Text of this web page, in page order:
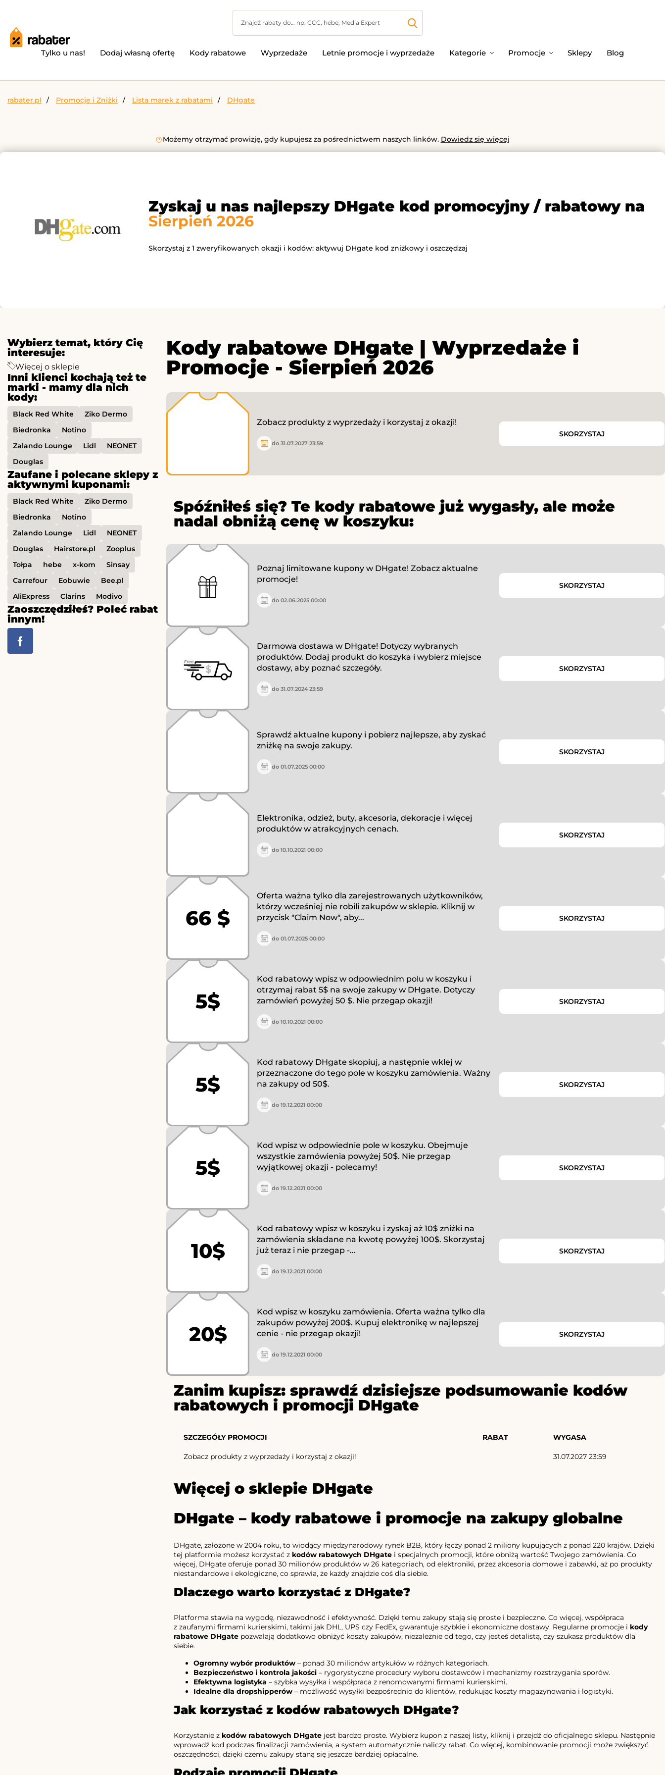
Tylko u nas! Dodaj własną ofertę Kody rabatowe Wyprzedaże Letnie promocje i wyprzedaże Kategorie Promocje Sklepy Blog
rabater.pl Promocje i Zniżki Lista marek z rabatami DHgate
Możemy otrzymać prowizję, gdy kupujesz za pośrednictwem naszych linków. Dowiedz się więcej
Zyskaj u nas najlepszy DHgate kod promocyjny / rabatowy na
Sierpień 2026
Skorzystaj z 1 zweryfikowanych okazji i kodów: aktywuj DHgate kod zniżkowy i oszczędzaj
Wybierz temat, który Cię
interesuje:
Więcej o sklepie
Inni klienci kochają też te
marki - mamy dla nich
kody:
Black Red White
Ziko Dermo
Biedronka
Notino
Zalando Lounge
Lidl
NEONET
Douglas
Zaufane i polecane sklepy z
aktywnymi kuponami:
Black Red White
Ziko Dermo
Biedronka
Notino
Zalando Lounge
Lidl
NEONET
Douglas
Hairstore.pl
Zooplus
Tołpa
hebe x-kom
Sinsay
Carrefour
Eobuwie
Bee.pl
AliExpress
Clarins Modivo
Zaoszczędziłeś? Poleć rabat
innym!
Kody rabatowe DHgate | Wyprzedaże i
Promocje - Sierpień 2026
Zobacz produkty z wyprzedaży i korzystaj z okazji!
do 31.07.2027 23:59
SKORZYSTAJ
Spóźniłeś się? Te kody rabatowe już wygasły, ale może
nadal obniżą cenę w koszyku:
Poznaj limitowane kupony w DHgate! Zobacz aktualne
promocje!
do 02.06.2025 00:00
SKORZYSTAJ
Darmowa dostawa w DHgate! Dotyczy wybranych
produktów. Dodaj produkt do koszyka i wybierz miejsce
dostawy, aby poznać szczegóły.
do 31.07.2024 23:59
SKORZYSTAJ
Sprawdź aktualne kupony i pobierz najlepsze, aby zyskać
zniżkę na swoje zakupy.
do 01.07.2025 00:00
SKORZYSTAJ
Elektronika, odzież, buty, akcesoria, dekoracje i więcej
produktów w atrakcyjnych cenach.
do 10.10.2021 00:00
SKORZYSTAJ
66 $
Oferta ważna tylko dla zarejestrowanych użytkowników,
którzy wcześniej nie robili zakupów w sklepie. Kliknij w
przycisk "Claim Now", aby...
do 01.07.2025 00:00
SKORZYSTAJ
5$
Kod rabatowy wpisz w odpowiednim polu w koszyku i
otrzymaj rabat 5$ na swoje zakupy w DHgate. Dotyczy
zamówień powyżej 50 $. Nie przegap okazji!
do 10.10.2021 00:00
SKORZYSTAJ
5$
Kod rabatowy DHgate skopiuj, a następnie wklej w
przeznaczone do tego pole w koszyku zamówienia. Ważny
na zakupy od 50$.
do 19.12.2021 00:00
SKORZYSTAJ
5$
Kod wpisz w odpowiednie pole w koszyku. Obejmuje
wszystkie zamówienia powyżej 50$. Nie przegap
wyjątkowej okazji - polecamy!
do 19.12.2021 00:00
SKORZYSTAJ
10$
Kod rabatowy wpisz w koszyku i zyskaj aż 10$ zniżki na
zamówienia składane na kwotę powyżej 100$. Skorzystaj
już teraz i nie przegap -...
do 19.12.2021 00:00
SKORZYSTAJ
20$
Kod wpisz w koszyku zamówienia. Oferta ważna tylko dla
zakupów powyżej 200$. Kupuj elektronikę w najlepszej
cenie - nie przegap okazji!
do 19.12.2021 00:00
SKORZYSTAJ
Zanim kupisz: sprawdź dzisiejsze podsumowanie kodów
rabatowych i promocji DHgate
SZCZEGÓŁY PROMOCJI RABAT WYGASA
Zobacz produkty z wyprzedaży i korzystaj z okazji! 31.07.2027 23:59
Więcej o sklepie DHgate
DHgate – kody rabatowe i promocje na zakupy globalne
DHgate, założone w 2004 roku, to wiodący międzynarodowy rynek B2B, który łączy ponad 2 miliony kupujących z ponad 220 krajów. Dzięki
tej platformie możesz korzystać z kodów rabatowych DHgate i specjalnych promocji, które obniżą wartość Twojego zamówienia. Co
więcej, DHgate oferuje ponad 30 milionów produktów w 26 kategoriach, od elektroniki, przez akcesoria domowe i zabawki, aż po produkty
niestandardowe i ekologiczne, co sprawia, że każdy znajdzie coś dla siebie.
Dlaczego warto korzystać z DHgate?
Platforma stawia na wygodę, niezawodność i efektywność. Dzięki temu zakupy stają się proste i bezpieczne. Co więcej, współpraca
z zaufanymi firmami kurierskimi, takimi jak DHL, UPS czy FedEx, gwarantuje szybkie i ekonomiczne dostawy. Regularne promocje i kody
rabatowe DHgate pozwalają dodatkowo obniżyć koszty zakupów, niezależnie od tego, czy jesteś detalistą, czy szukasz produktów dla
siebie.
Ogromny wybór produktów – ponad 30 milionów artykułów w różnych kategoriach.
Bezpieczeństwo i kontrola jakości – rygorystyczne procedury wyboru dostawców i mechanizmy rozstrzygania sporów.
Efektywna logistyka – szybka wysyłka i współpraca z renomowanymi firmami kurierskimi.
Idealne dla dropshipperów – możliwość wysyłki bezpośrednio do klientów, redukując koszty magazynowania i logistyki.
Jak korzystać z kodów rabatowych DHgate?
Korzystanie z kodów rabatowych DHgate jest bardzo proste. Wybierz kupon z naszej listy, kliknij i przejdź do oficjalnego sklepu. Następnie
wprowadź kod podczas finalizacji zamówienia, a system automatycznie naliczy rabat. Co więcej, kombinowanie promocji może zwiększyć
oszczędności, dzięki czemu zakupy staną się jeszcze bardziej opłacalne.